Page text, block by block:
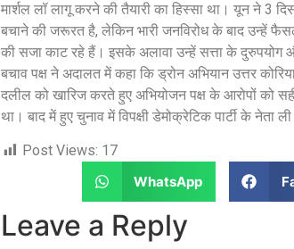
मार्शल लॉ लागू करने की तैयारी का हिस्सा था। यून ने 3
बचाने की जरूरत है, लेकिन भारी जनविरोध के बाद उन्हें
की सजा काट रहे हैं। इसके अलावा उन्हें सत्ता के दुरुपयोग
बचाव पक्ष ने अदालत में कहा कि ड्रोन अभियान उत्तर
दलील को खारिज करते हुए अभियोजन पक्ष के आरोपों को
था। बाद में हुए चुनाव में विपक्षी डेमोक्रेटिक पार्टी के
Post Views: 17
WhatsApp
Leave a Reply